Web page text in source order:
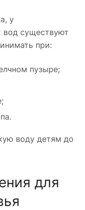
у
вод существуют
при:
пузыре;
воду детям до
для